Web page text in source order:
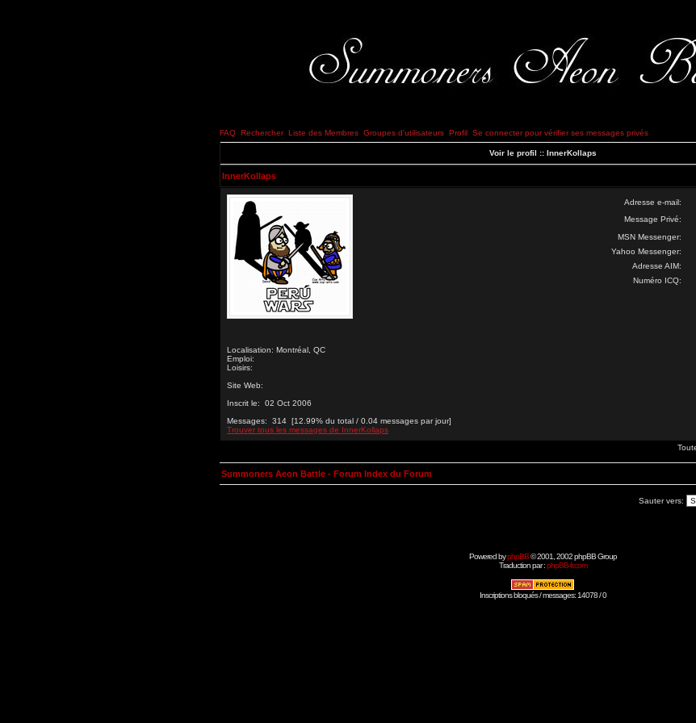
FAQ Rechercher Liste des Membres Groupes d'utilisateurs Profil Se connecter pour vérifier ses messages privés
Voir le profil :: InnerKollaps
InnerKollaps
Localisation: Montréal, QC
Emploi:
Loisirs:
Site Web:
Inscrit le: 02 Oct 2006
Messages: 314 [12.99% du total / 0.04 messages par jour]
Trouver tous les messages de InnerKollaps
Adresse e-mail:
Message Privé:
MSN Messenger:
Yahoo Messenger:
Adresse AIM:
Numéro ICQ:
Summoners Aeon Battle - Forum Index du Forum
Sauter vers:
Powered byphpBB© 2001, 2002 phpBB Group
Traduction par :phpBB-fr.com
Inscriptions bloqués / messages: 14078 / 0